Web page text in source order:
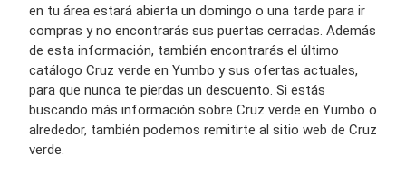
en tu área estará abierta un domingo o una tarde para ir
compras y no encontrarás sus puertas cerradas. Además
de esta información, también encontrarás el último
catálogo Cruz verde en Yumbo y sus ofertas actuales,
para que nunca te pierdas un descuento. Si estás
buscando más información sobre Cruz verde en Yumbo o
alrededor, también podemos remitirte al sitio web de Cruz
verde.